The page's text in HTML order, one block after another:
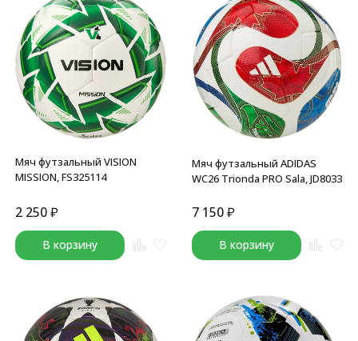
Мяч футзальный VISION
MISSION, FS325114
2 250₽
В корзину
Мяч футзальный ADIDAS
WC26 Trionda PRO Sala, JD8033
7 150₽
В корзину